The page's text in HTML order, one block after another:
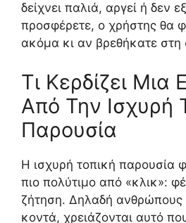
δείχνει παλιά, αργεί ή δεν
προσφέρετε, ο χρήστης θα
ακόμα κι αν βρεθήκατε
Τι Κερδίζει Μια
Από Την Ισχυρή
Παρουσία
Η ισχυρή τοπική παρουσία
πιο πολύτιμο από «κλικ»:
ζήτηση. Δηλαδή ανθρώπους
κοντά, χρειάζονται αυτό